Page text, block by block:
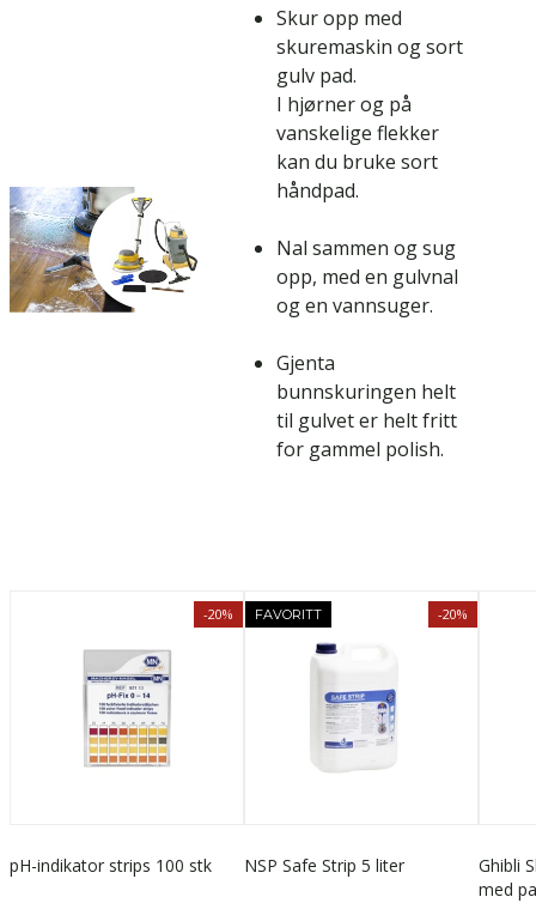
Skur opp med
skuremaskin og sort
gulv pad.
I hjørner og på
vanskelige flekker
kan du bruke sort
håndpad.
Nal sammen og sug
opp, med en gulvnal
og en vannsuger.
Gjenta
bunnskuringen helt
til gulvet er helt fritt
for gammel polish.
-20%
pH-indikator strips 100 stk
FAVORITT -20%
NSP Safe Strip 5 liter
Ghibli
med